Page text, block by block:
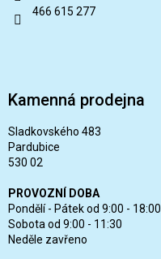
466 615 277
Kamenná prodejna
Sladkovského 483
Pardubice
530 02
PROVOZNÍ DOBA
Pondělí - Pátek od 9:00 - 18:00
Sobota od 9:00 - 11:30
Neděle zavřeno